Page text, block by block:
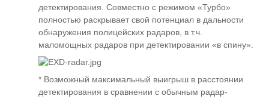
детектирования. Совместно с режимом «Турбо»
полностью раскрывает свой потенциал в дальности
обнаружения полицейских радаров, в т.ч.
маломощных радаров при детектировании «в спину».
* Возможный максимальный выигрыш в расстоянии
детектирования в сравнении с обычным радар-